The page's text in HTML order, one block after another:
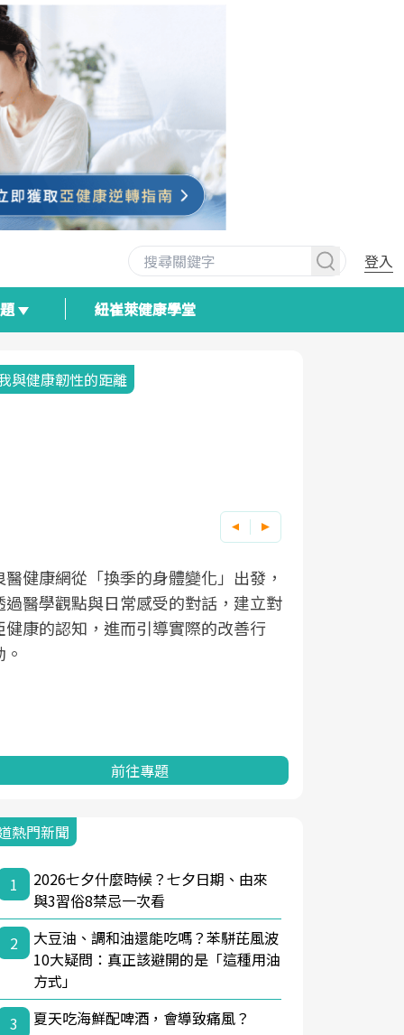
登入
紐崔萊健康學堂
與健康韌性的距離
醫健康網從「換季的身體變化」出發，
過醫學觀點與日常感受的對話，建立對
健康的認知，進而引導實際的改善行
前往專題
熱門新聞
1
2026七夕什麼時候？七夕日期、由來
與3習俗8禁忌一次看
2
大豆油、調和油還能吃嗎？苯駢芘風波
10大疑問：真正該避開的是「這種用油
方式」
3
夏天吃海鮮配啤酒，會導致痛風？